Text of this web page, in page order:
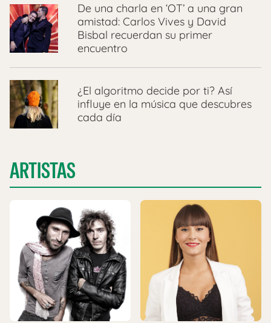
De una charla en ‘OT’ a una gran
amistad: Carlos Vives y David
Bisbal recuerdan su primer
encuentro
¿El algoritmo decide por ti? Así
influye en la música que descubres
cada día
ARTISTAS